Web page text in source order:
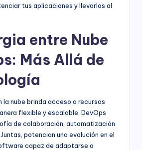
tus aplicaciones y llevarlas al
entre Nube
Más Allá de
la nube brinda acceso a recursos
flexible y escalable. DevOps
de colaboración, automatización
potencian una evolución en el
capaz de adaptarse a